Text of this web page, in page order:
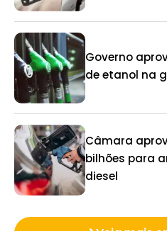
Governo
de etanol na
Câmara
bilhões para
diesel